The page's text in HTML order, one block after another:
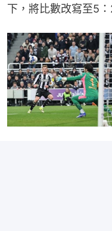
下，將比數改寫至5：